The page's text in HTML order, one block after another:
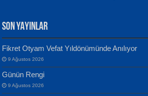
MUSTAFA KELOĞLU
Yarına İz Bırakmak...
Yılmaz Ekinci
Geceye Söylenen...
SON YAYINLAR
Fikret Otyam Vefat Yıldönümünde Anılıyor
9 Ağustos 2026
Günün Rengi
9 Ağustos 2026